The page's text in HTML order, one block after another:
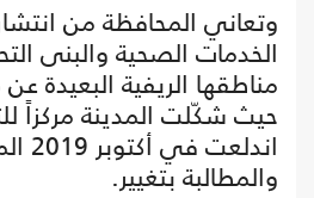
وتعاني المحافظة من
الخدمات الصحية والبنى
مناطقها الريفية البعيدة عن
حيث شكّلت المدينة مركزاً
والمطالبة بتغيير.